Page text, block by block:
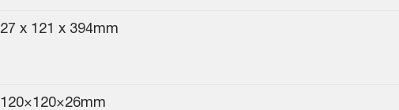
27 x 121 x 394mm
120×120×26mm